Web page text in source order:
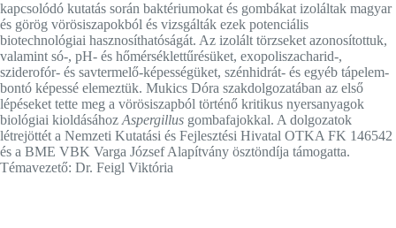
kapcsolódó kutatás során baktériumokat és gombákat izoláltak magyar
és görög vörösiszapokból és vizsgálták ezek potenciális
biotechnológiai hasznosíthatóságát. Az izolált törzseket azonosítottuk,
valamint só-, pH- és hőmérséklettűrésüket, exopoliszacharid-,
sziderofór- és savtermelő-képességüket, szénhidrát- és egyéb tápelem-
bontó képessé elemeztük. Mukics Dóra szakdolgozatában az első
lépéseket tette meg a vörösiszapból történő kritikus nyersanyagok
biológiai kioldásához Aspergillus gombafajokkal. A dolgozatok
létrejöttét a Nemzeti Kutatási és Fejlesztési Hivatal OTKA FK 146542
és a BME VBK Varga József Alapítvány ösztöndíja támogatta.
Témavezető: Dr. Feigl Viktória